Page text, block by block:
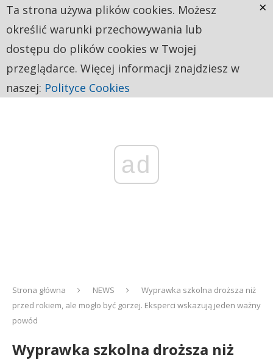
ad
Strona główna NEWS
Wyprawka szkolna droższa niż
przed rokiem, ale mogło być gorzej. Eksperci wskazują jeden ważny
powód
Wyprawka szkolna droższa niż
Ta strona używa plików cookies. Możesz
określić warunki przechowywania lub
dostępu do plików cookies w Twojej
przeglądarce. Więcej informacji znajdziesz w
naszej: Polityce Cookies
×